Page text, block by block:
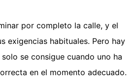
por completo la calle, y el
exigencias habituales. Pero hay
se consigue cuando uno ha
en el momento adecuado.